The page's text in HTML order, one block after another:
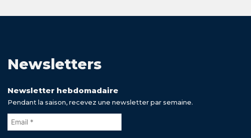
Newsletters
Newsletter hebdomadaire
Pendant la saison, recevez une newsletter par semaine.